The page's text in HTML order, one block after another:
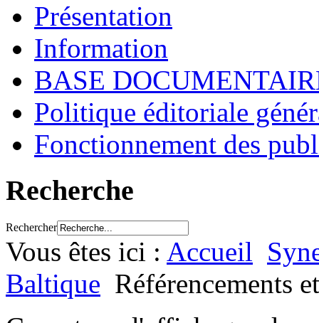
Présentation
Information
BASE
Politique éditoriale
Fonctionnement des
Recherche
Rechercher
Vous êtes ici : Accueil
Baltique Référencements